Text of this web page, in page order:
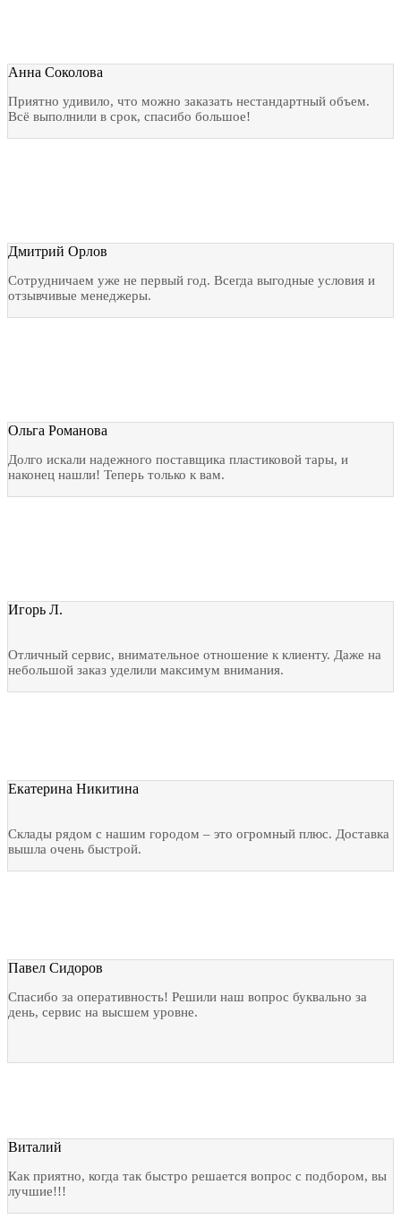
Анна Соколова
Приятно удивило, что можно заказать нестандартный объем.
Всё выполнили в срок, спасибо большое!
Дмитрий Орлов
Сотрудничаем уже не первый год. Всегда выгодные условия и
отзывчивые менеджеры.
Ольга Романова
Долго искали надежного поставщика пластиковой тары, и
наконец нашли! Теперь только к вам.
Игорь Л.
Отличный сервис, внимательное отношение к клиенту. Даже на
небольшой заказ уделили максимум внимания.
Екатерина Никитина
Склады рядом с нашим городом – это огромный плюс. Доставка
вышла очень быстрой.
Павел Сидоров
Спасибо за оперативность! Решили наш вопрос буквально за
день, сервис на высшем уровне.
Виталий
Как приятно, когда так быстро решается вопрос с подбором, вы
лучшие!!!